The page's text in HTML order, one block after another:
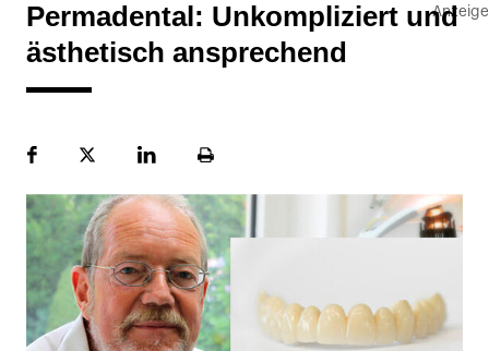
Permadental: Unkompliziert und
ästhetisch ansprechend
FacebookPlattformLinekdInSeite